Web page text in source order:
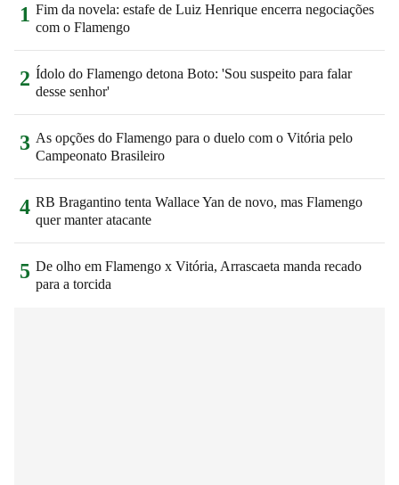
1 Fim da novela: estafe de Luiz Henrique encerra negociações
com o Flamengo
2 Ídolo do Flamengo detona Boto: 'Sou suspeito para falar
desse senhor'
3 As opções do Flamengo para o duelo com o Vitória pelo
Campeonato Brasileiro
4 RB Bragantino tenta Wallace Yan de novo, mas Flamengo
quer manter atacante
5 De olho em Flamengo x Vitória, Arrascaeta manda recado
para a torcida